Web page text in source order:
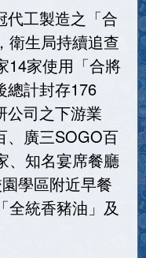
代工製造之「合
衛生局持續追查
14家使用「合將
總計封存176
公司之下游業
、廣三SOGO百
、知名宴席餐廳
學區附近早餐
全統香豬油」及